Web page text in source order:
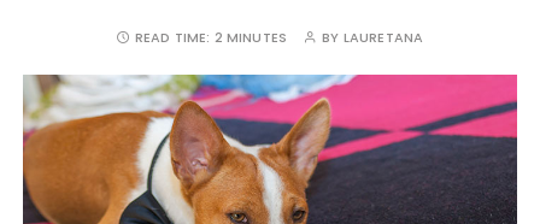
READ TIME: 2 MINUTES BY LAURETANA